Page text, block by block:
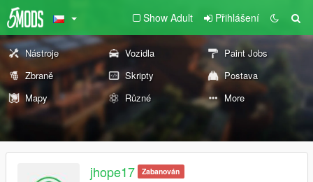
Show Adult Přihlášení
Nástroje Vozidla
Paint Jobs
Zbraně
Skripty
Postava
Mapy
Různé More
jhope17 Zabanován